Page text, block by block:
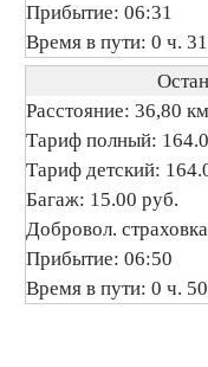
Прибытие: 06:31
Время в пути: 0 ч.
Расстояние: 36,80
Тариф полный:
Тариф детский:
Багаж: 15.00 руб.
Добровол.
Прибытие: 06:50
Время в пути: 0 ч.